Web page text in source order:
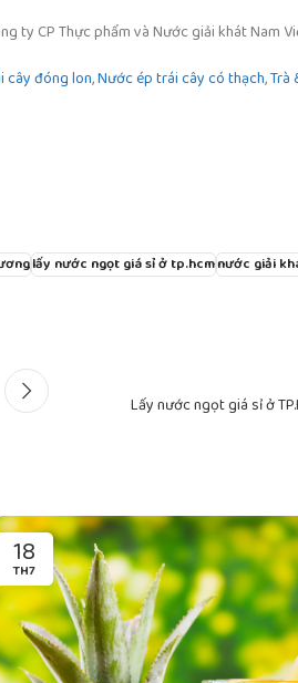
ty CP Thực phẩm và Nước giải khát Nam
cây đóng lon,Nước ép trái cây có thạch,Trà
lấy nước ngọt giá sỉ ở tp.hcmnước giải
Lấy nước ngọt giá sỉ ở
18
TH7